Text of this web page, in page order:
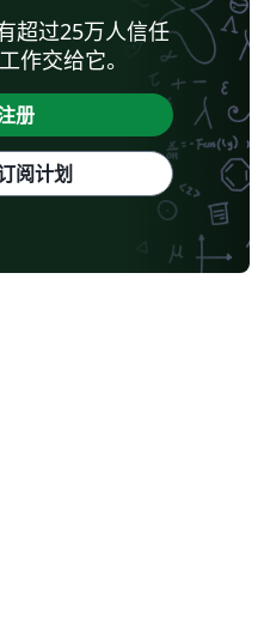
超过25万人信任
作交给它。
册
阅计划